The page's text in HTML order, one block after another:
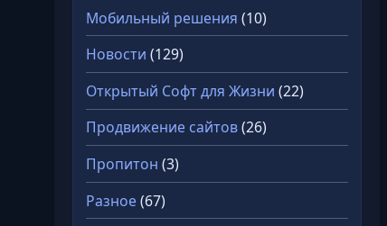
Мобильный решения (10)
Новости (129)
Открытый Софт для Жизни (22)
Продвижение сайтов(26)
Пропитон (3)
Разное (67)